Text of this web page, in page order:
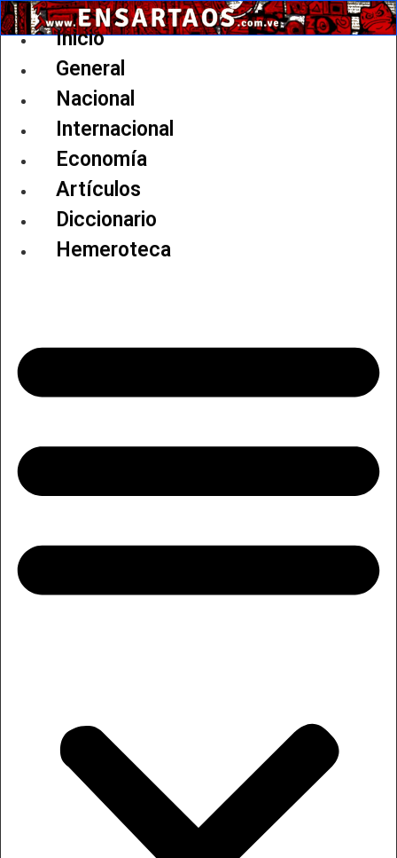
Ir
al
Inicio
General
Nacional
Internacional
Economía
Artículos
Diccionario
Hemeroteca